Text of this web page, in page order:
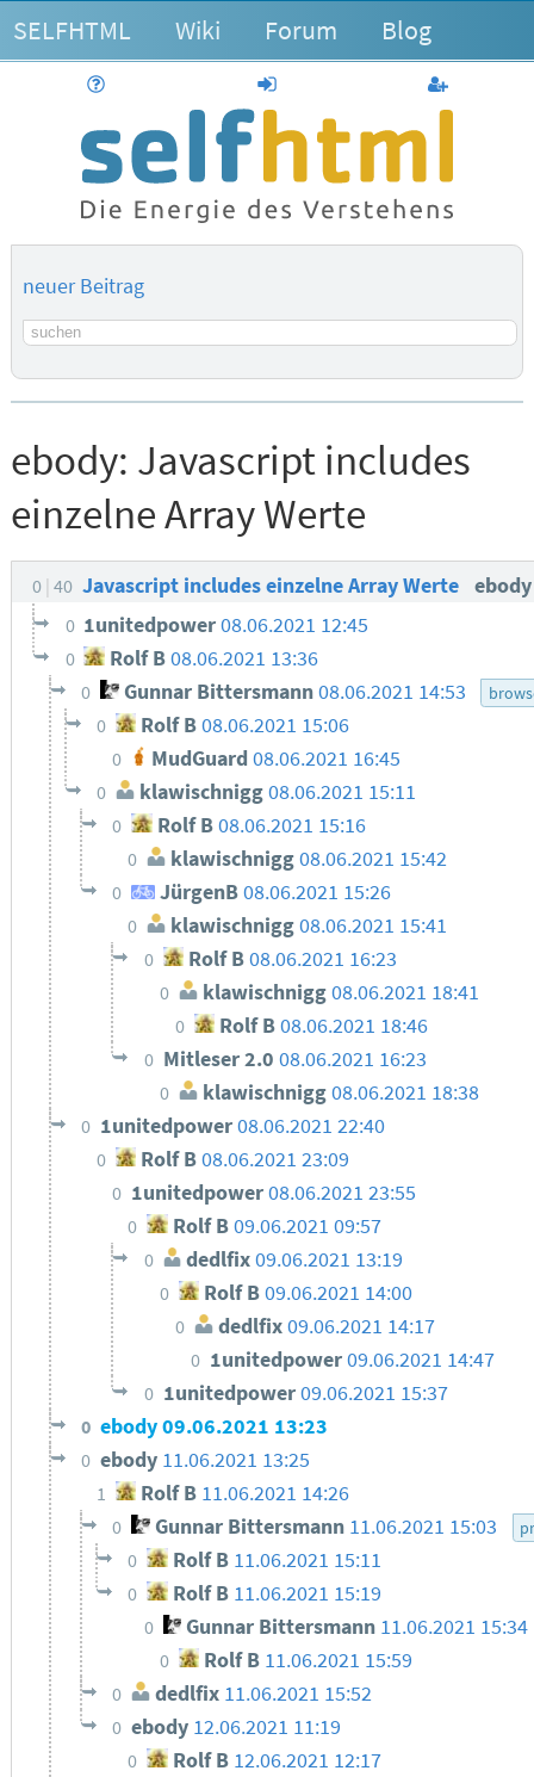
SELFHTML Wiki Forum Blog
anmelden
neuer Beitrag
Suchbegriff
ebody: Javascript includes
einzelne Array Werte
0 40 Javascript includes einzelne Array Werte
0 1unitedpower08.06.2021 12:45
0 Rolf B08.06.2021 13:36
0 Gunnar Bittersmann 08.06.2021 14:53
0 Rolf B 08.06.2021 15:06
0 MudGuard 08.06.2021 16:45
0 klawischnigg08.06.2021 15:11
0 Rolf B08.06.2021 15:16
0 klawischnigg08.06.2021 15:42
0 JürgenB08.06.2021 15:26
0 klawischnigg08.06.2021 15:41
0 Rolf B08.06.2021 16:23
0 klawischnigg 08.06.2021 18:41
0 Rolf B 08.06.2021 18:46
0 Mitleser 2.0 08.06.2021 16:23
0 klawischnigg 08.06.2021 18:38
0 1unitedpower08.06.2021 22:40
0 Rolf B 08.06.2021 23:09
0 1unitedpower08.06.2021 23:55
0 Rolf B09.06.2021 09:57
0 dedlfix09.06.2021 13:19
0 Rolf B09.06.2021 14:00
0 dedlfix09.06.2021 14:17
0 1unitedpower09.06.2021 14:47
0 1unitedpower09.06.2021 15:37
0 ebody09.06.2021 13:23
0 ebody 11.06.2021 13:25
1 Rolf B 11.06.2021 14:26
0 Gunnar Bittersmann 11.06.2021 15:03
0 Rolf B 11.06.2021 15:11
0 Rolf B 11.06.2021 15:19
0 Gunnar Bittersmann 11.06.2021 15:34
0 Rolf B 11.06.2021 15:59
0 dedlfix 11.06.2021 15:52
0 ebody 12.06.2021 11:19
0 Rolf B 12.06.2021 12:17